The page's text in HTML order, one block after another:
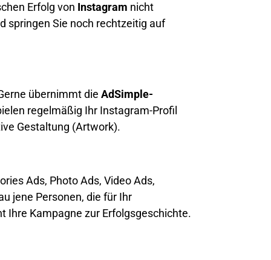
Erfolg von Instagram nicht
springen Sie noch rechtzeitig auf
übernimmt die AdSimple-
regelmäßig Ihr Instagram-Profil
Gestaltung (Artwork).
Ads, Photo Ads, Video Ads,
jene Personen, die für Ihr
Ihre Kampagne zur Erfolgsgeschichte.